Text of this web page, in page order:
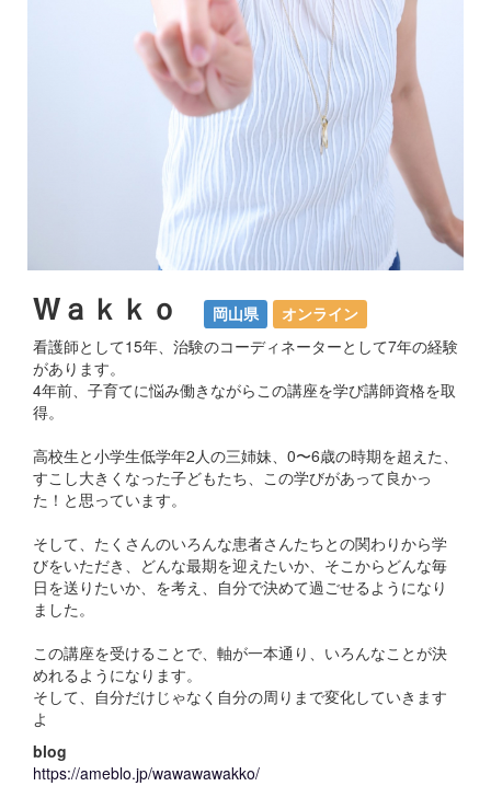
Wａｋｋｏ 岡山県 オンライン
看護師として15年、治験のコーディネーターとして7年の経験
があります。
4年前、子育てに悩み働きながらこの講座を学び講師資格を取
得。
高校生と小学生低学年2人の三姉妹、0〜6歳の時期を超えた、
すこし大きくなった子どもたち、この学びがあって良かっ
た！と思っています。
そして、たくさんのいろんな患者さんたちとの関わりから学
びをいただき、どんな最期を迎えたいか、そこからどんな毎
日を送りたいか、を考え、自分で決めて過ごせるようになり
ました。
この講座を受けることで、軸が一本通り、いろんなことが決
めれるようになります。
そして、自分だけじゃなく自分の周りまで変化していきます
よ
blog
https://ameblo.jp/wawawawakko/